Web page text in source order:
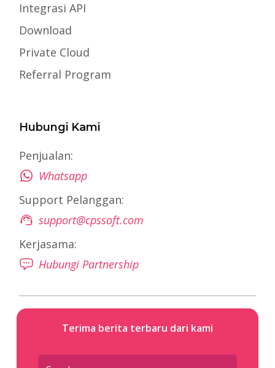
Integrasi API
Download
Private Cloud
Referral Program
Hubungi Kami
Penjualan:
Whatsapp
Support Pelanggan:
support@cpssoft.com
Kerjasama:
Hubungi Partnership
Terima berita terbaru dari kami